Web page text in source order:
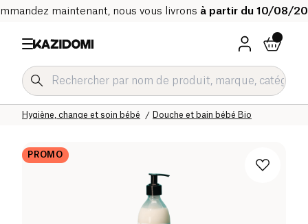
maintenant, nous vous livrons à partir du 10/08/
Douche et bain bébé Bio
Hygiène, change et soin bébé
Bébé & Enfant
Notre catalogue bio
Accueil
PROMO